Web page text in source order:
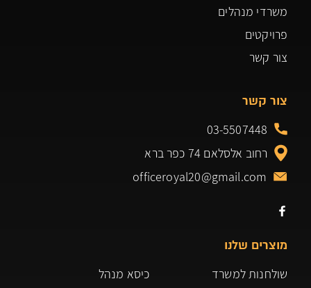
משרדי מנהלים
פרויקטים
צור קשר
מוצרים שלנו
שולחנות למשרד
כיסא מנהל
צור קשר
03-5507448
רחוב אלסלאם 74 כפר ברא
officeroyal20@gmail.com